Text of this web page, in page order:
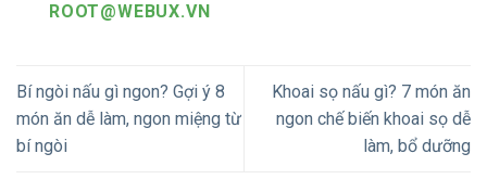
ROOT@WEBUX.VN
Bí ngòi nấu gì ngon? Gợi ý 8
món ăn dễ làm, ngon miệng từ
bí ngòi
Khoai sọ nấu gì? 7 món ăn
ngon chế biến khoai sọ dễ
làm, bổ dưỡng